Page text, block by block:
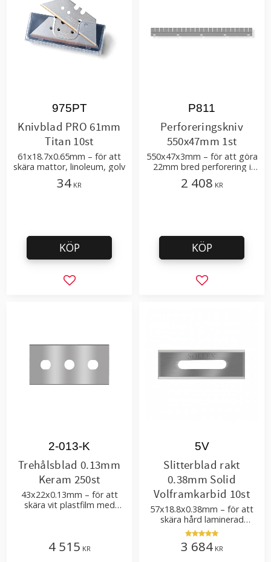
Knivblad PRO 61mm
Titan 10st
61x18.7x0.65mm – för att
skära mattor, linoleum, golv
975PT
34 KR
Lägg till i favoriter
KÖP
Perforeringskniv
550x47mm 1st
550x47x3mm – för att göra
22mm bred perforering i
plastfilm – verktygsstål
P811
2 408 KR
Lägg till i
KÖP
Trehålsblad 0.13mm
Keram 250st
43x22x0.13mm – för att
skära vit plastfilm med
2-013-K
4 515 KR
Slitterblad rakt
0.38mm Solid
Volframkarbid 10st
57x18.8x0.38mm – för att
skära hård laminerad
plastfilm och förpackningar
5V
3 684KR